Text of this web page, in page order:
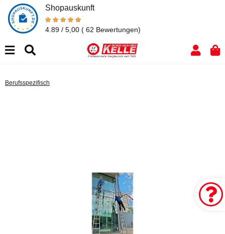
Shopauskunft
4.89 / 5,00 ( 62 Bewertungen)
Berufsspezifisch